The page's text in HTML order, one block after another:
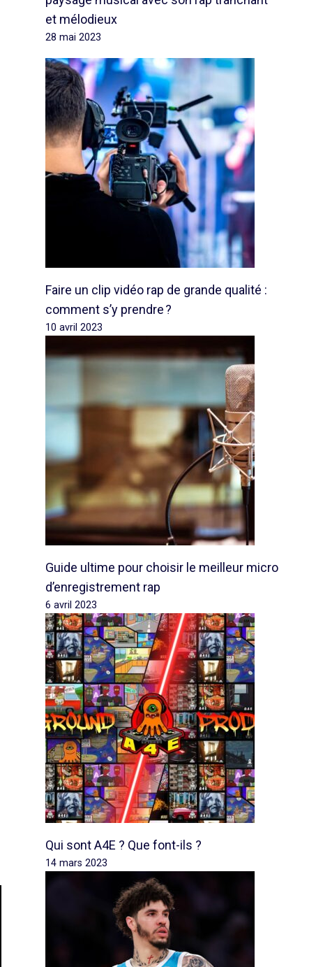
et mélodieux
28 mai 2023
Faire un clip vidéo rap de grande qualité :
comment s’y prendre ?
10 avril 2023
Guide ultime pour choisir le meilleur micro
d’enregistrement rap
6 avril 2023
Qui sont A4E ? Que font-ils ?
14 mars 2023